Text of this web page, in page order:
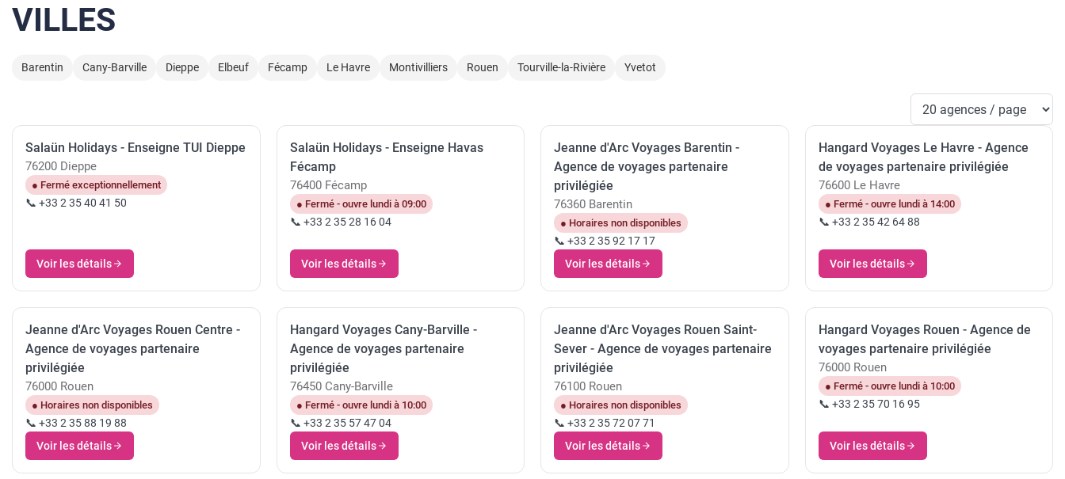
VILLES
Barentin Cany-Barville Dieppe Elbeuf Fécamp Le Havre Montivilliers Rouen Tourville-la-Rivière Yvetot
Salaün Holidays - Enseigne TUI Dieppe
76200 Dieppe
● Fermé exceptionnellement
📞 +33 2 35 40 41 50
Voir les détails
Salaün Holidays - Enseigne Havas
Fécamp
76400 Fécamp
● Fermé - ouvre lundi à 09:00
📞 +33 2 35 28 16 04
Voir les détails
Jeanne d'Arc Voyages Barentin -
Agence de voyages partenaire
privilégiée
76360 Barentin
● Horaires non disponibles
📞 +33 2 35 92 17 17
Voir les détails
Hangard Voyages Le Havre - Agence
de voyages partenaire privilégiée
76600 Le Havre
● Fermé - ouvre lundi à 14:00
📞 +33 2 35 42 64 88
Voir les détails
Jeanne d'Arc Voyages Rouen Centre -
Agence de voyages partenaire
privilégiée
76000 Rouen
● Horaires non disponibles
📞 +33 2 35 88 19 88
Voir les détails
Hangard Voyages Cany-Barville -
Agence de voyages partenaire
privilégiée
76450 Cany-Barville
● Fermé - ouvre lundi à 10:00
📞 +33 2 35 57 47 04
Voir les détails
Jeanne d'Arc Voyages Rouen Saint-
Sever - Agence de voyages partenaire
privilégiée
76100 Rouen
● Horaires non disponibles
📞 +33 2 35 72 07 71
Voir les détails
Hangard Voyages Rouen - Agence de
voyages partenaire privilégiée
76000 Rouen
● Fermé - ouvre lundi à 10:00
📞 +33 2 35 70 16 95
Voir les détails